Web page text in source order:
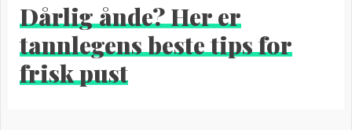
Dårlig ånde? Her er
tannlegens beste tips for
frisk pust